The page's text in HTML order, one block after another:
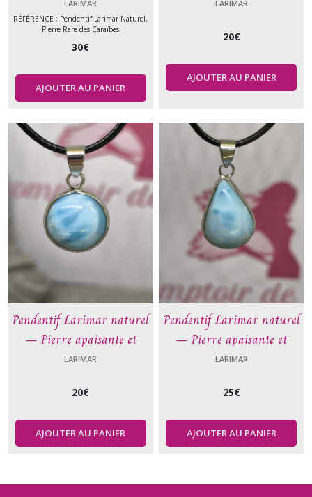
LARIMAR
RÉFÉRENCE : Pendentif Larimar Naturel,
Pierre Rare des Caraïbes
30€
AJOUTER AU PANIER
45 cm – Le Comptoir de
Vynnie
LARIMAR
20€
AJOUTER AU PANIER
Pendentif Larimar naturel
– Pierre apaisante et
communication – Acier
45 cm – Le Comptoir de
Vynnie.1
LARIMAR
20€
AJOUTER AU PANIER
Pendentif Larimar naturel
– Pierre apaisante et
communication – Acier
45 cm – Le Comptoir de
Vynnie.2
LARIMAR
25€
AJOUTER AU PANIER